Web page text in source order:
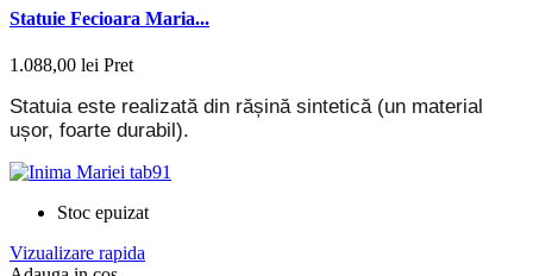
Statuie Fecioara Maria...
1.088,00 lei Pret
Statuia este realizată din rășină sintetică (un material
ușor, foarte durabil).
Stoc epuizat
Vizualizare rapida